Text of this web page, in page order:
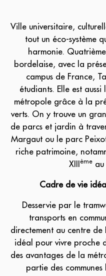
Ville universitaire,
tout un éco-système
harmonie.
bordelaise, avec la
campus de France,
étudiants. Elle est
métropole grâce à la
verts. On y trouve un
de parcs et jardin à
Margaut ou le parc
riche patrimoine,
XIIIèmeau
Cadre de vie
Desservie par le
transports en
directement au centre de
idéal pour vivre proche
des avantages de la
partie des